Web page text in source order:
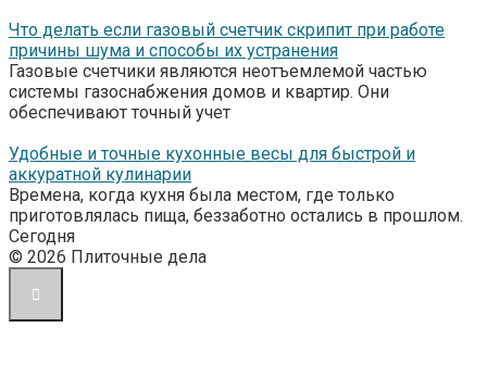
Что делать если газовый счетчик скрипит при работе
причины шума и способы их устранения
Газовые счетчики являются неотъемлемой частью
системы газоснабжения домов и квартир. Они
обеспечивают точный учет
Удобные и точные кухонные весы для быстрой и
аккуратной кулинарии
Времена, когда кухня была местом, где только
приготовлялась пища, беззаботно остались в прошлом.
Сегодня
© 2026 Плиточные дела